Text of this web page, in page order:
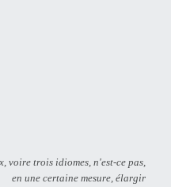
voire trois idiomes, n'est-ce pas,
en une certaine mesure, élargir